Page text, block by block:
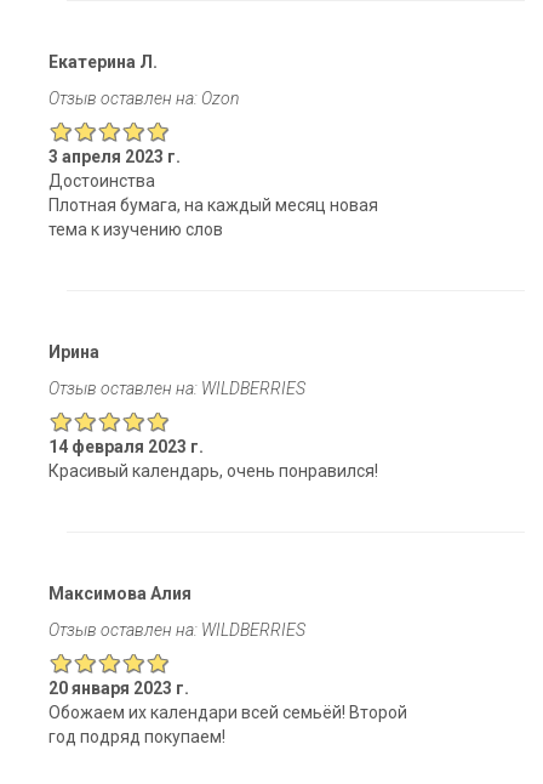
Екатерина Л.
Отзыв оставлен на: Ozon
3 апреля 2023 г.
Достоинства
Плотная бумага, на каждый месяц новая
тема к изучению слов
Ирина
Отзыв оставлен на: WILDBERRIES
14 февраля 2023 г.
Красивый календарь, очень понравился!
Максимова Алия
Отзыв оставлен на: WILDBERRIES
20 января 2023 г.
Обожаем их календари всей семьёй! Второй
год подряд покупаем!